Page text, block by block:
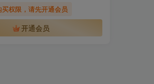
权限，请先开通会员
开通会员